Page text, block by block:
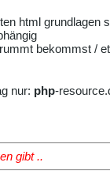
html grundlagen
bekommst /
nur: php-
gibt ..